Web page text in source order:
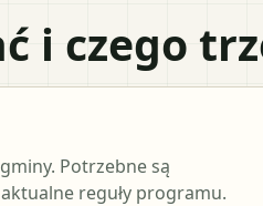
i czego
Potrzebne są
reguły programu.